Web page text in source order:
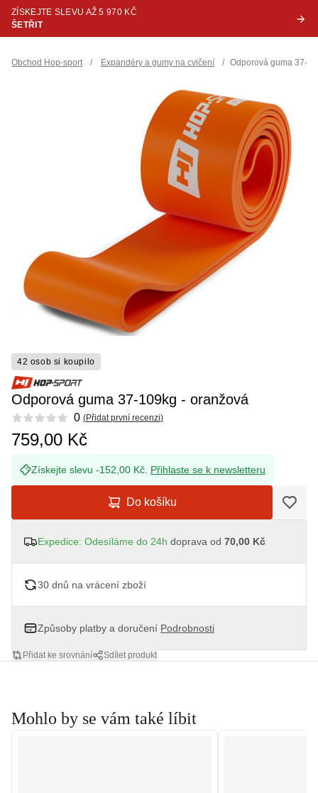
ZÍSKEJTE SLEVU AŽ 5 970 KČ
ŠETŘIT
Obchod Hop-sport / Expandéry a gumy na cvičení / Odporová guma 37-
42 osob si koupilo
Odporová guma 37-109kg - oranžová
Reviews 0 (Přidat první recenzi)
759,00 Kč
Získejte slevu -152,00 Kč. Přihlaste se k newsletteru
Do košíku
Expedice: Odesíláme do 24h doprava od 70,00 Kč
30 dnů na vrácení zboží
Způsoby platby a doručení Podrobnosti
Přidat ke srovnání Sdílet produkt
Mohlo by se vám také líbit